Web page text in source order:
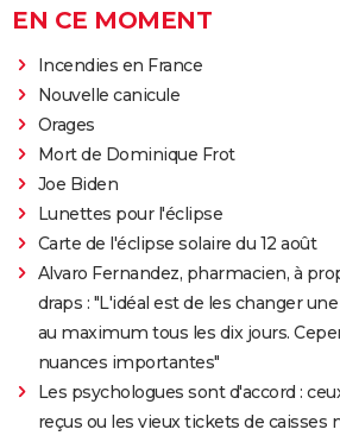
EN CE MOMENT
Incendies en France
Nouvelle canicule
Orages
Mort de Dominique Frot
Joe Biden
Lunettes pour l'éclipse
Carte de l'éclipse solaire du 12 août
Alvaro Fernandez, pharmacien, à
draps : "L'idéal est de les changer
au maximum tous les dix jours.
nuances importantes"
Les psychologues sont d'accord :
reçus ou les vieux tickets de caisses